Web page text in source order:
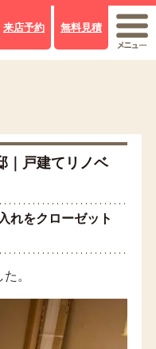
来店予約 無料見積
｜戸建てリノベ
れをクローゼット
。